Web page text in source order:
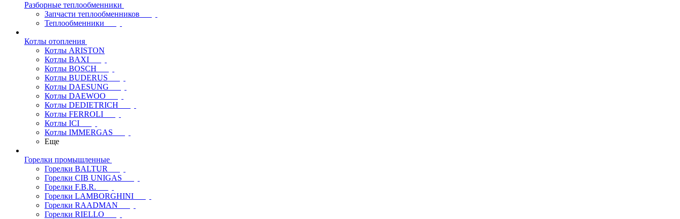
Разборные теплообменники
Запчасти теплообменников
Теплообменники
Котлы отопления
Котлы ARISTON
Котлы BAXI
Котлы BOSCH
Котлы BUDERUS
Котлы DAESUNG
Котлы DAEWOO
Котлы DEDIETRICH
Котлы FERROLI
Котлы ICI
Котлы IMMERGAS
Еще
Горелки промышленные
Горелки BALTUR
Горелки CIB UNIGAS
Горелки F.B.R.
Горелки LAMBORGHINI
Горелки RAADMAN
Горелки RIELLO